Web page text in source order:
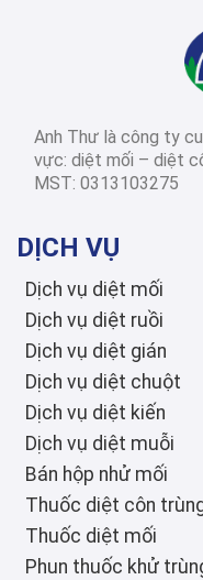
2026-03-03
Anh Thư là công ty
vực: diệt mối – diệt
MST: 0313103275
DỊCH VỤ
Dịch vụ diệt mối
Dịch vụ diệt ruồi
Dịch vụ diệt gián
Dịch vụ diệt chuột
Dịch vụ diệt kiến
Dịch vụ diệt muỗi
Bán hộp nhử mối
Thuốc diệt côn
Thuốc diệt mối
Phun thuốc khử